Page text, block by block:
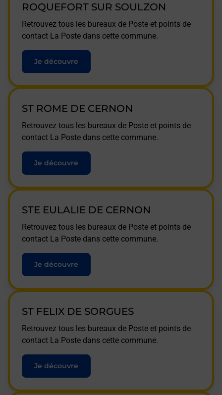
ROQUEFORT SUR SOULZON
Retrouvez tous les bureaux de Poste et points de
contact La Poste dans cette commune.
Je découvre
ST ROME DE CERNON
Retrouvez tous les bureaux de Poste et points de
contact La Poste dans cette commune.
Je découvre
STE EULALIE DE CERNON
Retrouvez tous les bureaux de Poste et points de
contact La Poste dans cette commune.
Je découvre
ST FELIX DE SORGUES
Retrouvez tous les bureaux de Poste et points de
contact La Poste dans cette commune.
Je découvre